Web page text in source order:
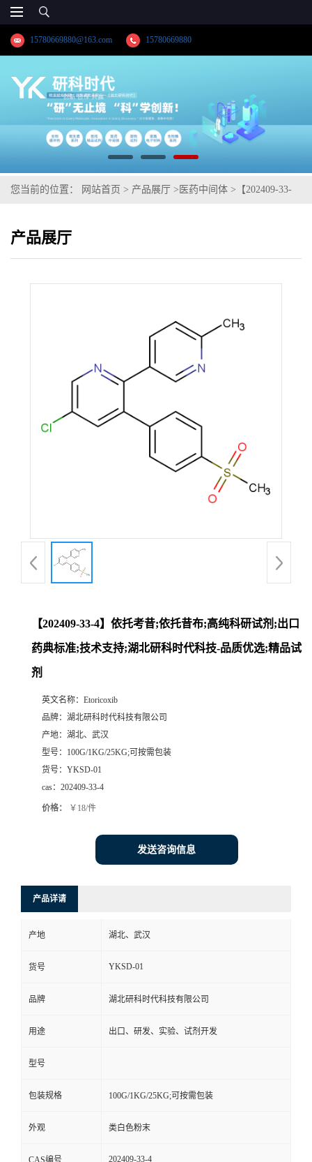
15780669880@163.com 15780669880
您当前的位置： 网站首页 > 产品展厅 > 医药中间体 > 【202409-33-
研科时代科技-品质优选;精品试剂
产品展厅
【202409-33-4】依托考昔;依托昔布;高纯科研试剂;出口
药典标准;技术支持;湖北研科时代科技-品质优选;精品试
剂
英文名称： Etoricoxib
品牌： 湖北研科时代科技有限公司
产地： 湖北、武汉
型号： 100G/1KG/25KG;可按需包装
货号： YKSD-01
cas： 202409-33-4
价格： ￥18/件
发送咨询信息
产品详请
产地 湖北、武汉
货号 YKSD-01
品牌 湖北研科时代科技有限公司
用途 出口、研发、实验、试剂开发
型号
包装规格 100G/1KG/25KG;可按需包装
外观 类白色粉末
CAS编号 202409-33-4